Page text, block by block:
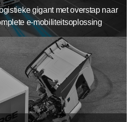
gigant met overstap naar
e-mobiliteitsoplossing